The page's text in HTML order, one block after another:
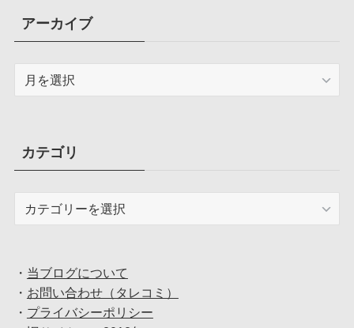
アーカイブ
ブカテゴリ
・ 当ブログについて
・ お問い合わせ（タレコミ）
・ プライバシーポリシー